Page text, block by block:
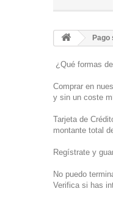
Pago
¿Qué formas
Comprar en
y sin un coste
Tarjeta de
montante total
Regístrate y
No puedo
Verifica si has